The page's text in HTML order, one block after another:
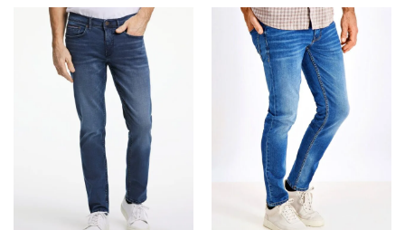
flere
varianter.
Mulighederne
kan
vælges
på
varesiden
flere
varianter.
Mulighederne
kan
vælges
på
varesiden